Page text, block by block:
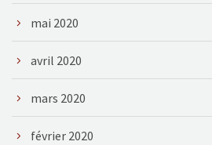
mai 2020
avril 2020
mars 2020
février 2020